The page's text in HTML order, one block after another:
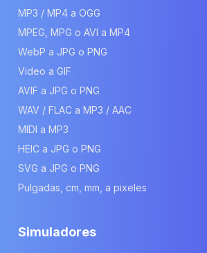
MP3 / MP4 a OGG
MPEG, MPG o AVI a MP4
WebP a JPG o PNG
Video a GIF
AVIF a JPG o PNG
WAV / FLAC a MP3 / AAC
MIDI a MP3
HEIC a JPG o PNG
SVG a JPG o PNG
Pulgadas, cm, mm, a pixeles
Simuladores